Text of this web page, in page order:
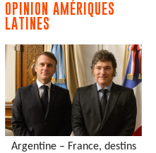
OPINION AMÉRIQUES
LATINES
Argentine – France, destins